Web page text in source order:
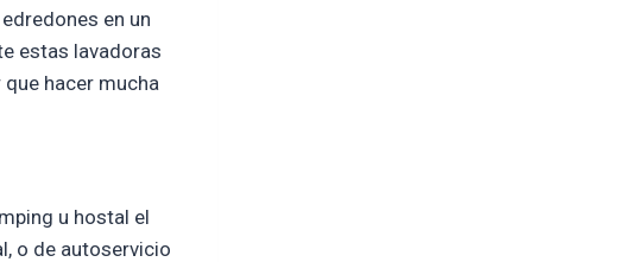
en un
estas lavadoras
hacer mucha
u hostal el
o de autoservicio